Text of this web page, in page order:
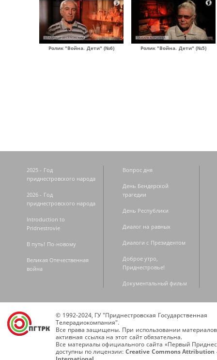
Ролик "Война. Дети" (№6) Ролик "Война. Дети" (№5)
2025 - Год
приднестровского народа
2026 - Год
приднестровского народа
Introduction to
Pridnestrovie
В путь! По-новому
Великая Отечественная
война
Вопрос дня
День Бендерской
трагедии
День Республики
Диалог на равных
Диалоги с Президентом
Доброе утро,
Приднестровье!
Документальный фильм
© 1992-2024, ГУ "Приднестровская Государственная
Телерадиокомпания".
Все права защищены. При использовании
активная ссылка на этот сайт обязательна.
Все материалы официального сайта «Первый
доступны по лицензии: Creative Commons Attribution